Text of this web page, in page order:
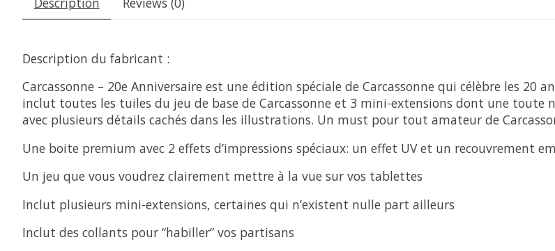
Description du fabricant :
Carcassonne – 20e Anniversaire est une édition spéciale de Carcassonne qui célèbre les 20
inclut toutes les tuiles du jeu de base de Carcassonne et 3 mini-extensions dont une toute
avec plusieurs détails cachés dans les illustrations. Un must pour tout amateur de
Une boite premium avec 2 effets d’impressions spéciaux: un effet UV et un recouvrement
Un jeu que vous voudrez clairement mettre à la vue sur vos tablettes
Inclut plusieurs mini-extensions, certaines qui n’existent nulle part ailleurs
Inclut des collants pour “habiller” vos partisans